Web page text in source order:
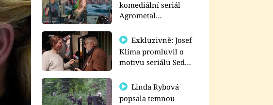
komediální seriál
Agrometal
prima+
Exkluzivně: Josef
Klíma promluvil o
motivu seriálu Sedm
Linda Rybová
popsala temnou